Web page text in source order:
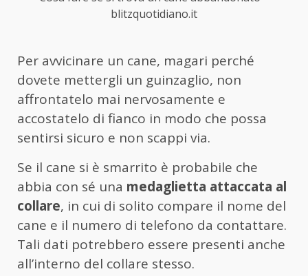
blitzquotidiano.it
Per avvicinare un cane, magari perché
dovete mettergli un guinzaglio, non
affrontatelo mai nervosamente e
accostatelo di fianco in modo che possa
sentirsi sicuro e non scappi via.
Se il cane si è smarrito è probabile che
abbia con sé una medaglietta attaccata al
collare, in cui di solito compare il nome del
cane e il numero di telefono da contattare.
Tali dati potrebbero essere presenti anche
all’interno del collare stesso.